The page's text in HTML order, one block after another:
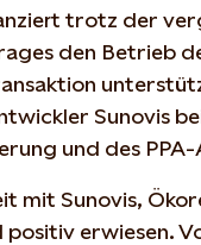
trotz der
den Betrieb
Sunovis
und des PPA-
mit Sunovis,
positiv erwiesen.